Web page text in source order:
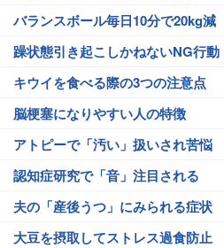
バランスボール毎日10分で20kg減
躁状態引き起こしかねないNG行動
キウイを食べる際の3つの注意点
脳梗塞になりやすい人の特徴
アトピーで「汚い」扱いされ苦悩
認知症研究で「音」注目される
夫の「産後うつ」にみられる症状
大豆を摂取してストレス過食防止